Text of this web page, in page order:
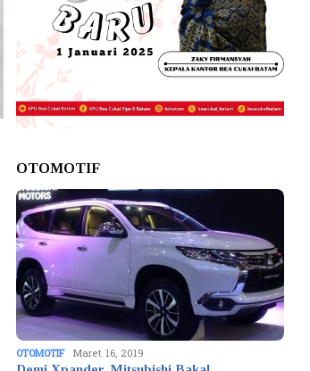
OTOMOTIF
OTOMOTIF Maret 16, 2019